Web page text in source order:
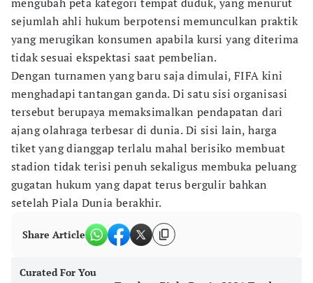
sejumlah ahli hukum berpotensi memunculkan praktik
yang merugikan konsumen apabila kursi yang diterima
tidak sesuai ekspektasi saat pembelian.
Dengan turnamen yang baru saja dimulai, FIFA kini
menghadapi tantangan ganda. Di satu sisi organisasi
tersebut berupaya memaksimalkan pendapatan dari
ajang olahraga terbesar di dunia. Di sisi lain, harga
tiket yang dianggap terlalu mahal berisiko membuat
stadion tidak terisi penuh sekaligus membuka peluang
gugatan hukum yang dapat terus bergulir bahkan
setelah Piala Dunia berakhir.
Share Article
Curated For You